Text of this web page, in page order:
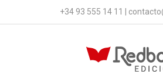
+34 93 555 14 11